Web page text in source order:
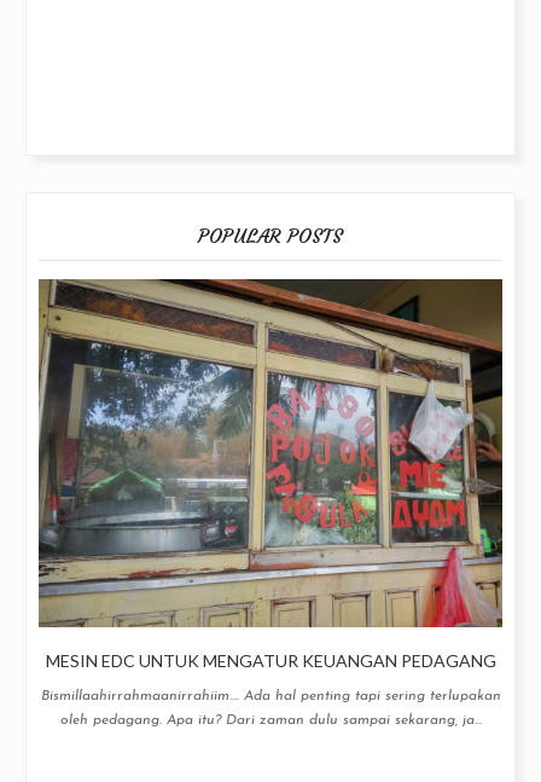
POPULAR POSTS
MESIN EDC UNTUK MENGATUR KEUANGAN PEDAGANG
Bismillaahirrahmaanirrahiim.... Ada hal penting tapi sering terlupakan
oleh pedagang. Apa itu? Dari zaman dulu sampai sekarang, ja...